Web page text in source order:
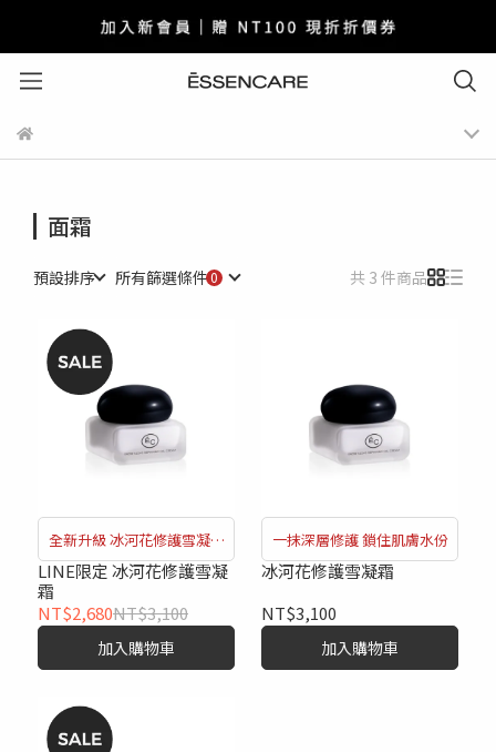
面霜
預設排序 所有篩選條件 共 3 件商品
全新升級 冰河花修護雪凝霜
50g
LINE限定 冰河花修護雪凝
霜
NT$2,680NT$3,100
加入購物車
一抹深層修護 鎖住肌膚水份
冰河花修護雪凝霜
NT$3,100
加入購物車